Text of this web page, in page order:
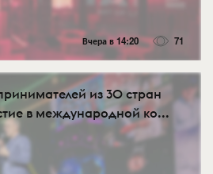
Вчера в 14:20 71
из 30 стран
в международной ко...